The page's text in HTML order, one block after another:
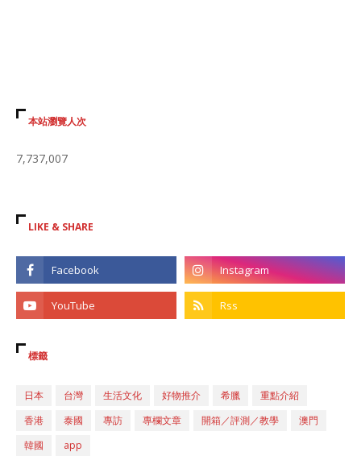
本站瀏覽人次
7,737,007
LIKE & SHARE
標籤
日本 台灣 生活文化 好物推介 希臘
重點介紹
香港
泰國 專訪 專欄文章 開箱／評測／教學
澳門
韓國
app